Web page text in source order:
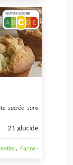
sucrée sans
21 glucide
entier, Farine de blé